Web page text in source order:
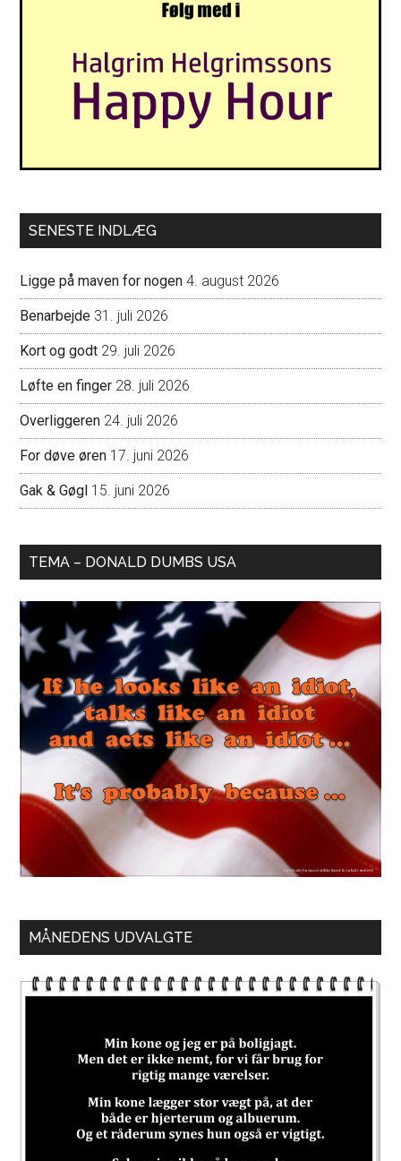
SENESTE INDLÆG
Ligge på maven for nogen 4. august 2026
Benarbejde 31. juli 2026
Kort og godt 29. juli 2026
Løfte en finger 28. juli 2026
Overliggeren 24. juli 2026
For døve øren 17. juni 2026
Gak & Gøgl 15. juni 2026
TEMA – DONALD DUMBS USA
MÅNEDENS UDVALGTE